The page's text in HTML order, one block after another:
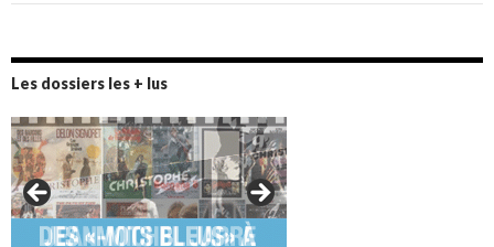
Les dossiers les + lus